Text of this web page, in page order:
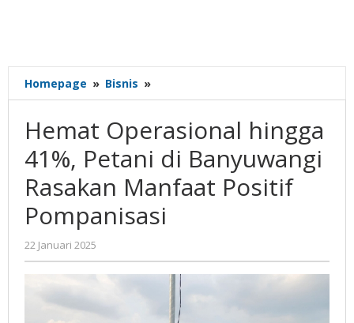
Homepage » Bisnis »
Operasional
41%,
Petani
di
Banyuwangi
Rasakan
Manfaat
Hemat Operasional hingga
41%, Petani di Banyuwangi
Rasakan Manfaat Positif
Pompanisasi
22 Januari 2025
Gatot
Susanto